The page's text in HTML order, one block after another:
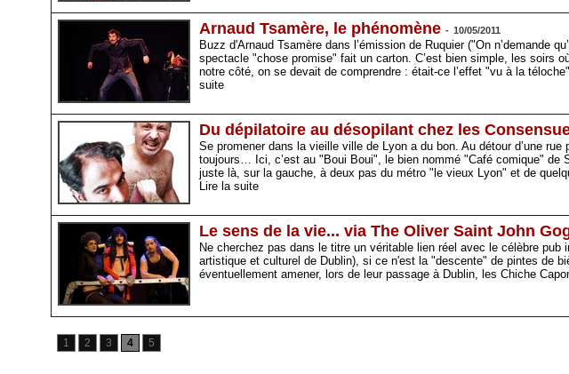
Arnaud Tsamère, le phénomène - 10/05/2011
Buzz d'Arnaud Tsamère dans l’émission de Ruquier ("On n’demande
spectacle "chose promise" fait un carton. C’est bien simple, les soirs
notre côté, on se devait de comprendre : était-ce l’effet "vu à la
suite
Du dépilatoire au désopilant chez les
Se promener dans la vieille ville de Lyon a du bon. Au détour d’une
toujours… Ici, c’est au "Boui Boui", le bien nommé "Café comique" de
juste là, sur la gauche, à deux pas du métro "le vieux Lyon" et de
Lire la suite
Le sens de la vie... via The Oliver Saint John
Ne cherchez pas dans le titre un véritable lien réel avec le célèbre
artistique et culturel de Dublin), si ce n'est la "descente" de pintes de
éventuellement amener, lors de leur passage à Dublin, les Chiche
1 2 3 4 5